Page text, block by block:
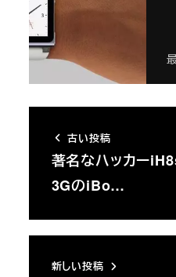
古い投稿
著名なハッカー
3GのiBo…
新しい投稿